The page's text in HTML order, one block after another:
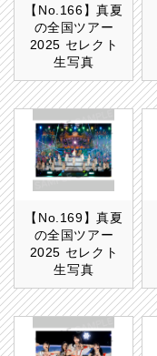
【No.166】真夏
の全国ツアー
2025 セレクト
生写真
【No.169】真夏
の全国ツアー
2025 セレクト
生写真